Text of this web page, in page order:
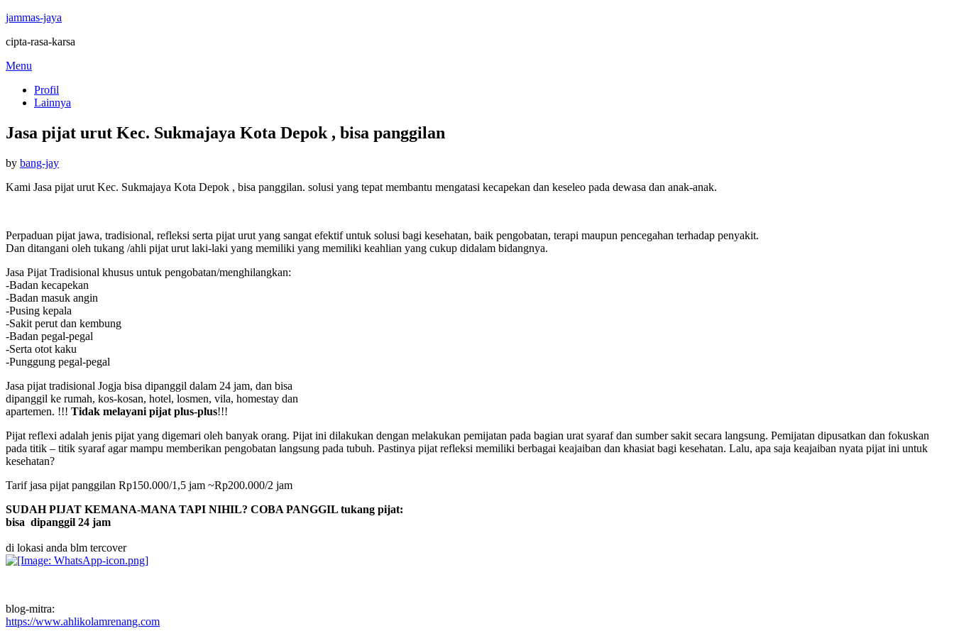
jammas-jaya
cipta-rasa-karsa
Skip
content
Menu
Profil
Lainnya
Jasa pijat urut Kec. Sukmajaya Kota Depok , bisa panggilan
by bang-jayPosted
Kami Jasa pijat urut Kec. Sukmajaya Kota Depok , bisa panggilan. solusi yang tepat membantu mengatasi kecapekan dan keseleo pada dewasa dan anak-anak.
Perpaduan pijat jawa, tradisional, refleksi serta pijat urut yang sangat efektif untuk solusi bagi kesehatan, baik pengobatan, terapi maupun pencegahan terhadap penyakit.
Dan ditangani oleh tukang /ahli pijat urut laki-laki yang memiliki yang memiliki keahlian yang cukup didalam bidangnya.
Jasa Pijat Tradisional khusus untuk pengobatan/menghilangkan:
-Badan kecapekan
-Badan masuk angin
-Pusing kepala
-Sakit perut dan kembung
-Badan pegal-pegal
-Serta otot kaku
-Punggung pegal-pegal
Jasa pijat tradisional Jogja bisa dipanggil dalam 24 jam, dan bisa
dipanggil ke rumah, kos-kosan, hotel, losmen, vila, homestay dan
apartemen. !!! Tidak melayani pijat plus-plus!!!
Pijat reflexi adalah jenis pijat yang digemari oleh banyak orang. Pijat ini dilakukan dengan melakukan pemijatan pada bagian urat syaraf dan sumber sakit secara langsung. Pemijatan dipusatkan dan fokuskan
pada titik – titik syaraf agar mampu memberikan pengobatan langsung pada tubuh. Pastinya pijat refleksi memiliki berbagai keajaiban dan khasiat bagi kesehatan. Lalu, apa saja keajaiban nyata pijat ini untuk
kesehatan?
Tarif jasa pijat panggilan Rp150.000/1,5 jam ~Rp200.000/2 jam
SUDAH PIJAT KEMANA-MANA TAPI NIHIL? COBA PANGGIL tukang pijat:
bisa dipanggil 24 jam
di lokasi anda blm tercover
blog-mitra:
https://www.ahlikolamrenang.com